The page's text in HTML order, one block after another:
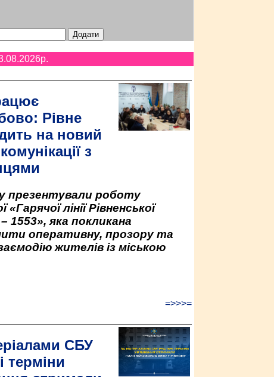
Рівне
на новий
з
презентували роботу
«Гарячої лінії Рівненської
1553», яка покликана
оперативну, прозору та
жителів із міською
=>>>=
СБУ
терміни